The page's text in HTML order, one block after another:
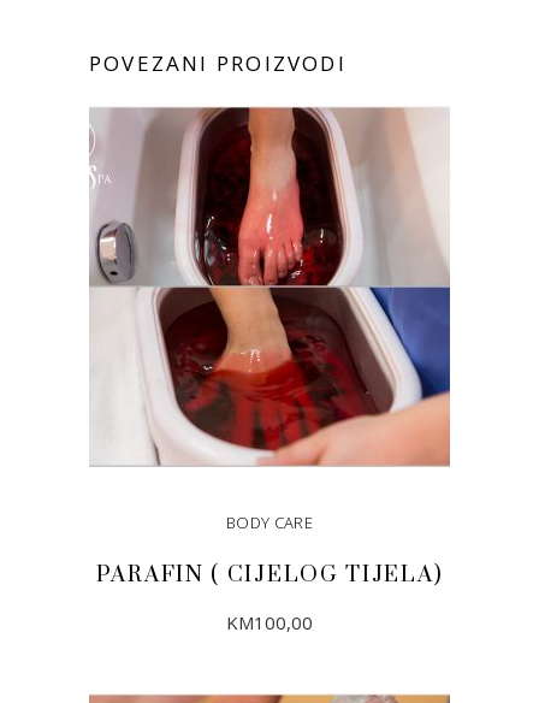
POVEZANI PROIZVODI
BODY CARE
PARAFIN ( CIJELOG TIJELA)
KM100,00